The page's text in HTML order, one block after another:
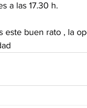
a las 17.30 h.
este buen rato , la